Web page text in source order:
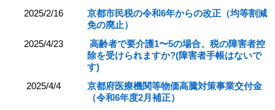
2025/2/16
京都市民税の令和6年からの改正（均等割減
免の廃止）
2025/4/23
高齢者で要介護1〜5の場合、税の障害者控
除を受けられますか?(障害者手帳はないで
す)
2025/4/4
京都府医療機関等物価高騰対策事業交付金
（令和6年度2月補正）